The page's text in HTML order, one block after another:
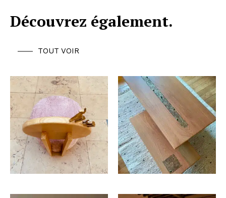
Découvrez également.
TOUT VOIR